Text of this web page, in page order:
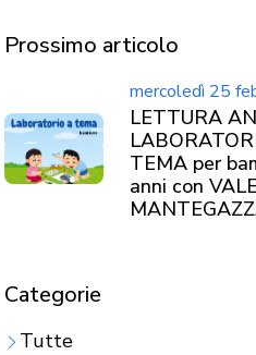
Prossimo articolo
mercoledì 25
LETTURA
TEMA per
anni con
Categorie
Tutte